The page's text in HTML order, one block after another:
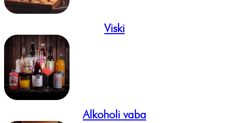
Viski
Alkoholi vaba